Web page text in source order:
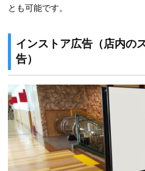
とも可能です。
インストア広告（店内の
告）